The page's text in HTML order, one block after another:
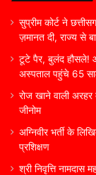
सुप्रीम कोर्ट ने
ज़मानत दी, राज्य से
टूटे पैर, बुलंद हौसले!
अस्पताल पहुंचे 65
रोज खाने वाली अरहर
जीनोम
अग्निवीर भर्ती के
प्रशिक्षण
श्री निवृत्ति नामदास